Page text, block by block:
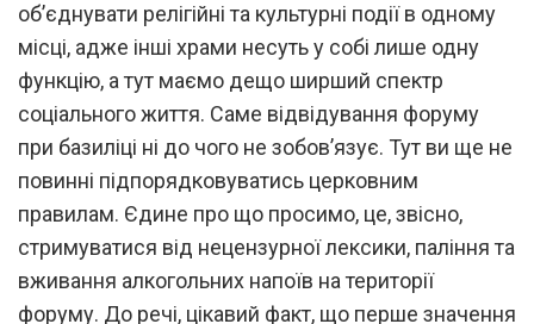
об’єднувати релігійні та культурні події в одному
місці, адже інші храми несуть у собі лише одну
функцію, а тут маємо дещо ширший спектр
соціального життя. Саме відвідування форуму
при базиліці ні до чого не зобов’язує. Тут ви ще не
повинні підпорядковуватись церковним
правилам. Єдине про що просимо, це, звісно,
стримуватися від нецензурної лексики, паління та
вживання алкогольних напоїв на території
форуму. До речі, цікавий факт, що перше значення